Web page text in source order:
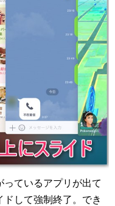
ているアプリが出て
ドして強制終了。でき